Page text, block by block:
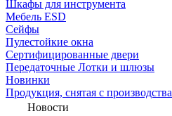
Шкафы для инструмента
Мебель ESD
Сейфы
Пулестойкие окна
Сертифицированные двери
Передаточные Лотки и шлюзы
Новинки
Продукция, снятая с производства
Новости